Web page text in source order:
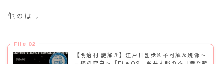
他のは↓
File 02
【明治村 謎解き】江戸川乱歩と不可解な残像～